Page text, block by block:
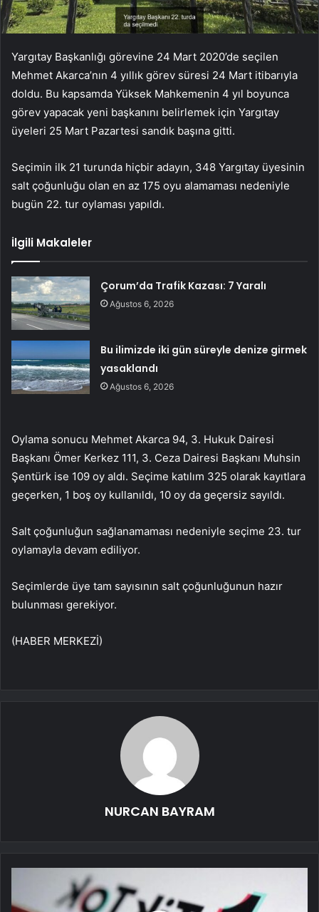
Yargıtay Başkanlığı görevine 24 Mart 2020’de seçilen
Mehmet Akarca’nın 4 yıllık görev süresi 24 Mart itibarıyla
doldu. Bu kapsamda Yüksek Mahkemenin 4 yıl boyunca
görev yapacak yeni başkanını belirlemek için Yargıtay
üyeleri 25 Mart Pazartesi sandık başına gitti.
Seçimin ilk 21 turunda hiçbir adayın, 348 Yargıtay üyesinin
salt çoğunluğu olan en az 175 oyu alamaması nedeniyle
bugün 22. tur oylaması yapıldı.
İlgili Makaleler
Çorum’da Trafik Kazası: 7 Yaralı
Ağustos 6, 2026
Bu ilimizde iki gün süreyle denize girmek
yasaklandı
Ağustos 6, 2026
Oylama sonucu Mehmet Akarca 94, 3. Hukuk Dairesi
Başkanı Ömer Kerkez 111, 3. Ceza Dairesi Başkanı Muhsin
Şentürk ise 109 oy aldı. Seçime katılım 325 olarak kayıtlara
geçerken, 1 boş oy kullanıldı, 10 oy da geçersiz sayıldı.
Salt çoğunluğun sağlanamaması nedeniyle seçime 23. tur
oylamayla devam ediliyor.
Seçimlerde üye tam sayısının salt çoğunluğunun hazır
bulunması gerekiyor.
(HABER MERKEZİ)
NURCAN BAYRAM